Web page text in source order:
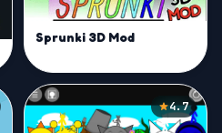
Sprunki 3D Mod
4.7